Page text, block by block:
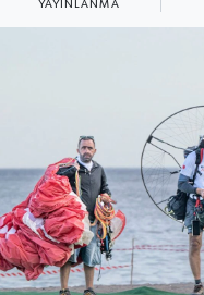
YAYINLANMA
Resmi İlan
Sağlık & Yaşam
Siyaset